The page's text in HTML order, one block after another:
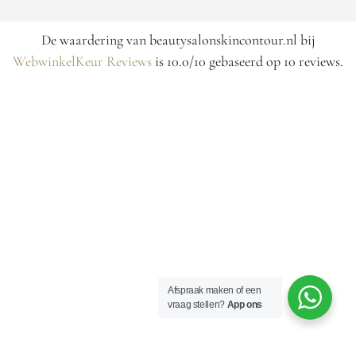
De waardering van beautysalonskincontour.nl bij
WebwinkelKeur Reviews is 10.0/10 gebaseerd op 10 reviews.
Afspraak maken of een
vraag stellen? App ons